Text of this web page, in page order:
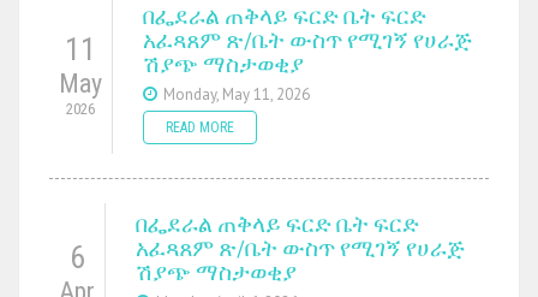
11
May
2026
በፌደራል ጠቅላይ ፍርድ ቤት ፍርድ
አፈጻጸም ጽ/ቤት ውስጥ የሚገኝ የሀራጅ
ሽያጭ ማስታወቂያ
Monday, May 11, 2026
READ MORE
6
በፌደራል ጠቅላይ ፍርድ ቤት ፍርድ
አፈጻጸም ጽ/ቤት ውስጥ የሚገኝ የሀራጅ
ሽያጭ ማስታወቂያ